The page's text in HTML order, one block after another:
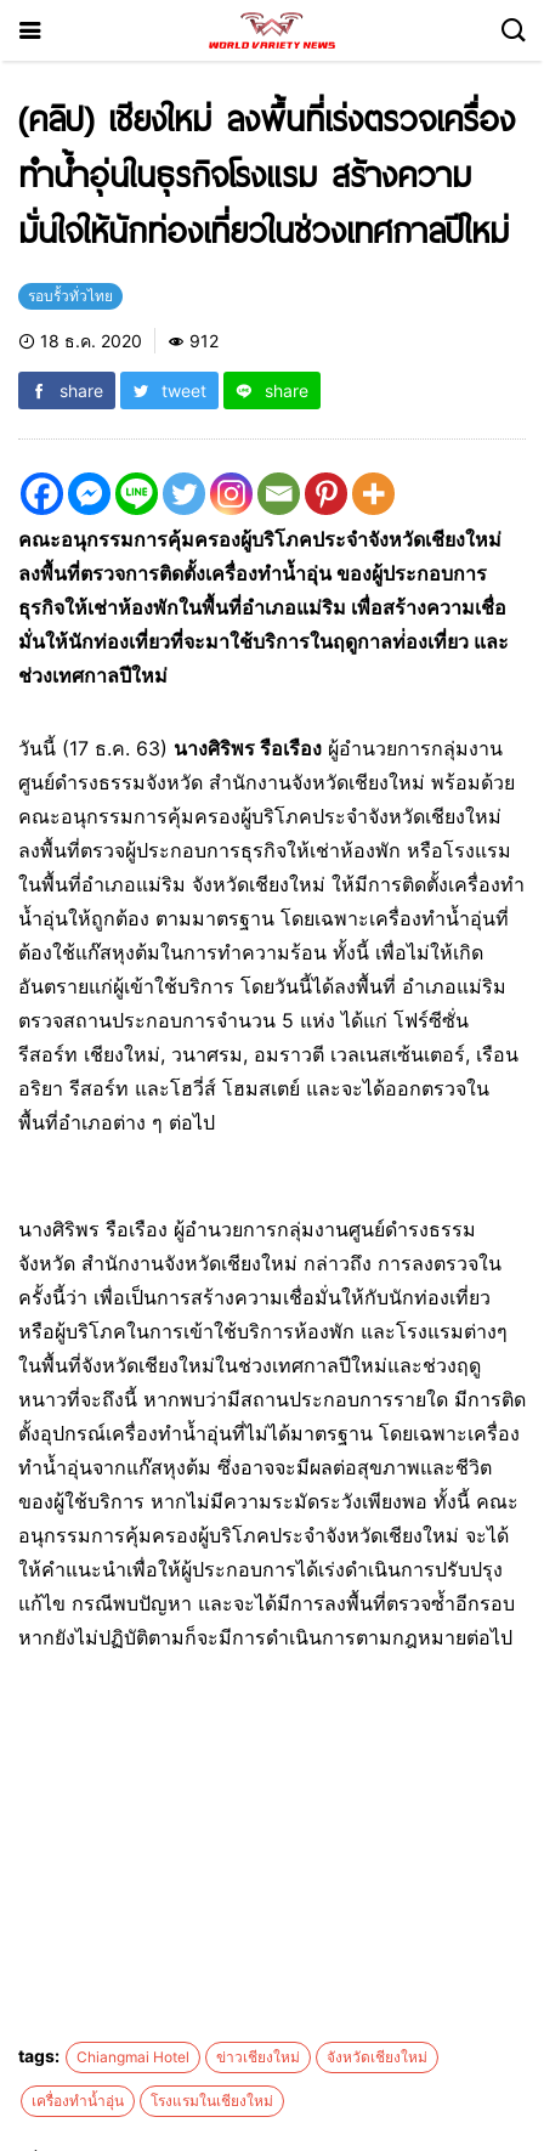
(คลิป) เชียงใหม่ ลงพื้นที่เร่งตรวจเครื่อง
ทำน้ำอุ่นในธุรกิจโรงแรม สร้างความ
มั่นใจให้นักท่องเที่ยวในช่วงเทศกาลปีใหม่
รอบรั้วทั่วไทย
18 ธ.ค. 2020 912
share tweet share
คณะอนุกรรมการคุ้มครองผู้บริโภคประจำจังหวัดเชียงใหม่
ลงพื้นที่ตรวจการติดตั้งเครื่องทำน้ำอุ่น ของผู้ประกอบการ
ธุรกิจให้เช่าห้องพักในพื้นที่อำเภอแม่ริม เพื่อสร้างความเชื่อ
มั่นให้นักท่องเที่ยวที่จะมาใช้บริการในฤดูกาลท่่องเที่ยว และ
ช่วงเทศกาลปีใหม่
วันนี้ (17 ธ.ค. 63) นางศิริพร รือเรือง ผู้อำนวยการกลุ่มงาน
ศูนย์ดำรงธรรมจังหวัด สำนักงานจังหวัดเชียงใหม่ พร้อมด้วย
คณะอนุกรรมการคุ้มครองผู้บริโภคประจำจังหวัดเชียงใหม่
ลงพื้นที่ตรวจผู้ประกอบการธุรกิจให้เช่าห้องพัก หรือโรงแรม
ในพื้นที่อำเภอแม่ริม จังหวัดเชียงใหม่ ให้มีการติดตั้งเครื่องทำ
น้ำอุ่นให้ถูกต้อง ตามมาตรฐาน โดยเฉพาะเครื่องทำน้ำอุ่นที่
ต้องใช้แก๊สหุงต้มในการทำความร้อน ทั้งนี้ เพื่อไม่ให้เกิด
อันตรายแก่ผู้เข้าใช้บริการ โดยวันนี้ได้ลงพื้นที่ อำเภอแม่ริม
ตรวจสถานประกอบการจำนวน 5 แห่ง ได้แก่ โฟร์ซีซั่น
รีสอร์ท เชียงใหม่, วนาศรม, อมราวตี เวลเนสเซ้นเตอร์, เรือน
อริยา รีสอร์ท และโฮวี่ส์ โฮมสเตย์ และจะได้ออกตรวจใน
พื้นที่อำเภอต่าง ๆ ต่อไป
นางศิริพร รือเรือง ผู้อำนวยการกลุ่มงานศูนย์ดำรงธรรม
จังหวัด สำนักงานจังหวัดเชียงใหม่ กล่าวถึง การลงตรวจใน
ครั้งนี้ว่า เพื่อเป็นการสร้างความเชื่อมั่นให้กับนักท่องเที่ยว
หรือผู้บริโภคในการเข้าใช้บริการห้องพัก และโรงแรมต่างๆ
ในพื้นที่จังหวัดเชียงใหม่ในช่วงเทศกาลปีใหม่และช่วงฤดู
หนาวที่จะถึงนี้ หากพบว่ามีสถานประกอบการรายใด มีการติด
ตั้งอุปกรณ์เครื่องทำน้ำอุ่นที่ไม่ได้มาตรฐาน โดยเฉพาะเครื่อง
ทำน้ำอุ่นจากแก๊สหุงต้ม ซึ่งอาจจะมีผลต่อสุขภาพและชีวิต
ของผู้ใช้บริการ หากไม่มีความระมัดระวังเพียงพอ ทั้งนี้ คณะ
อนุกรรมการคุ้มครองผู้บริโภคประจำจังหวัดเชียงใหม่ จะได้
ให้คำแนะนำเพื่อให้ผู้ประกอบการได้เร่งดำเนินการปรับปรุง
แก้ไข กรณีพบปัญหา และจะได้มีการลงพื้นที่ตรวจซ้ำอีกรอบ
หากยังไม่ปฏิบัติตามก็จะมีการดำเนินการตามกฎหมายต่อไป
tags: Chiangmai Hotel ข่าวเชียงใหม่ จังหวัดเชียงใหม่
เครื่องทำน้ำอุ่น โรงแรมในเชียงใหม่